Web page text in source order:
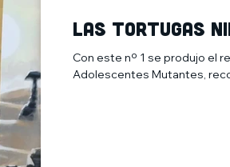
Las Tortugas
Con este nº 1 se produjo el
Adolescentes Mutantes,